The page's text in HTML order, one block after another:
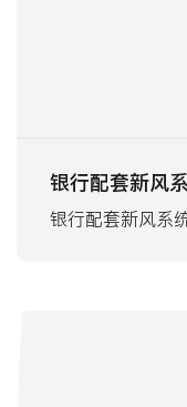
银行配套新风
银行配套新风系